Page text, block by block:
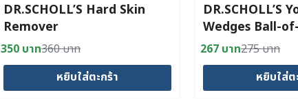
page
DR.SCHOLL’S Hard Skin
Remover
360บาท
Original
price
was:
350 บาท
Current
price
is:
หยิบใส่ตะกร้า
DR.SCHOLL’S
Wedges Ball-
Cushions
275บาท
Original
price
was:
267 บาท
Current
price
is:
หยิบใส่ต